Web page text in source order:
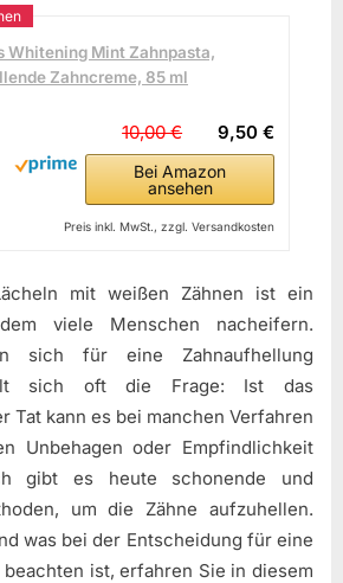
Whitening Mint Zahnpasta,
Zahncreme, 85 ml
9,50 €
10,00 €
Bei Amazon
ansehen
Preis inkl. MwSt., zzgl. Versandkosten
mit weißen Zähnen ist ein
viele Menschen nacheifern.
sich für eine Zahnaufhellung
sich oft die Frage: Ist das
Tat kann es bei manchen Verfahren
Unbehagen oder Empfindlichkeit
gibt es heute schonende und
um die Zähne aufzuhellen.
was bei der Entscheidung für eine
ist, erfahren Sie in diesem